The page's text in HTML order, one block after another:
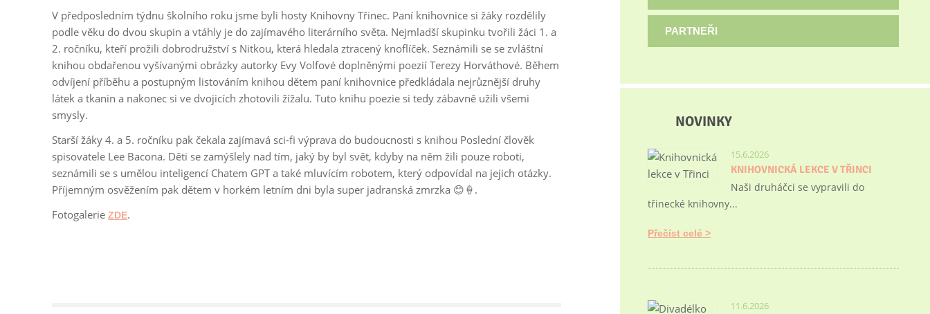
V předposledním týdnu školního roku jsme byli hosty Knihovny Třinec. Paní knihovnice si žáky rozdělily
podle věku do dvou skupin a vtáhly je do zajímavého literárního světa. Nejmladší skupinku tvořili žáci 1. a
2. ročníku, kteří prožili dobrodružství s Nitkou, která hledala ztracený knoflíček. Seznámili se se zvláštní
knihou obdařenou vyšívanými obrázky autorky Evy Volfové doplněnými poezií Terezy Horváthové. Během
odvíjení příběhu a postupným listováním knihou dětem paní knihovnice předkládala nejrůznější druhy
látek a tkanin a nakonec si ve dvojicích zhotovili žížalu. Tuto knihu poezie si tedy zábavně užili všemi
smysly.
Starší žáky 4. a 5. ročníku pak čekala zajímavá sci-fi výprava do budoucnosti s knihou Poslední člověk
spisovatele Lee Bacona. Děti se zamýšlely nad tím, jaký by byl svět, kdyby na něm žili pouze roboti,
seznámili se s umělou inteligencí Chatem GPT a také mluvícím robotem, který odpovídal na jejich otázky.
Příjemným osvěžením pak dětem v horkém letním dni byla super jadranská zmrzka 😊🍦.
Fotogalerie ZDE.
PARTNEŘI
NOVINKY
15.6.2026
KNIHOVNICKÁ LEKCE V TŘINCI
Naši druháčci se vypravili do
třinecké knihovny...
Přečíst celé
11.6.2026